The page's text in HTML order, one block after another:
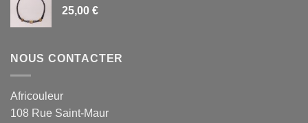
25,00 €
NOUS CONTACTER
Africouleur
108 Rue Saint-Maur